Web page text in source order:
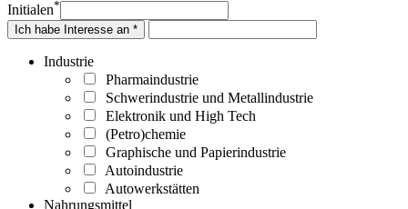
Initialen*
Ich habe Interesse an *
Industrie
Pharmaindustrie
Schwerindustrie und Metallindustrie
Elektronik und High Tech
(Petro)chemie
Graphische und Papierindustrie
Autoindustrie
Autowerkstätten
Nahrungsmittel